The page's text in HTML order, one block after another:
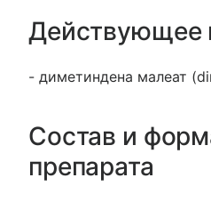
Действующее
- диметиндена малеат
Состав и
препарата